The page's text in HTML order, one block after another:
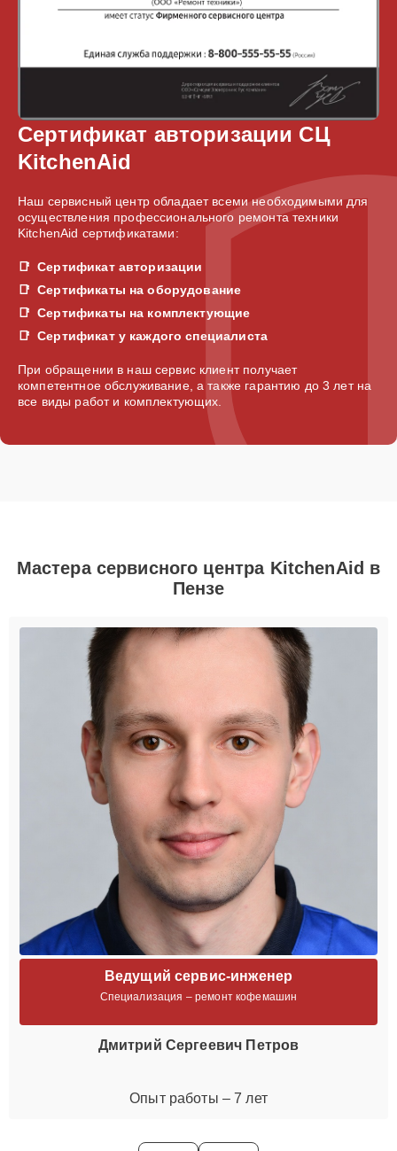
Сертификат авторизации СЦ
KitchenAid
Наш сервисный центр обладает всеми необходимыми для
осуществления профессионального ремонта техники
KitchenAid сертификатами:
Сертификат авторизации
Сертификаты на оборудование
Сертификаты на комплектующие
Сертификат у каждого специалиста
При обращении в наш сервис клиент получает
компетентное обслуживание, а также гарантию до 3 лет на
все виды работ и комплектующих.
Мастера сервисного центра KitchenAid в
Пензе
Ведущий сервис-инженер
Специализация – ремонт кофемашин
Дмитрий Сергеевич Петров
Опыт работы – 7 лет